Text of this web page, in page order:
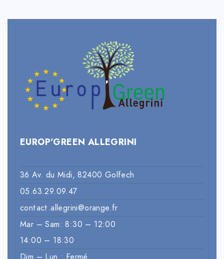
EUROP’GREEN ALLEGRINI
36 Av. du Midi, 82400 Golfech
05.63.29.09.47
contact.allegrini@orange.fr
Mar – Sam: 8:30 – 12:00
14:00 – 18:30